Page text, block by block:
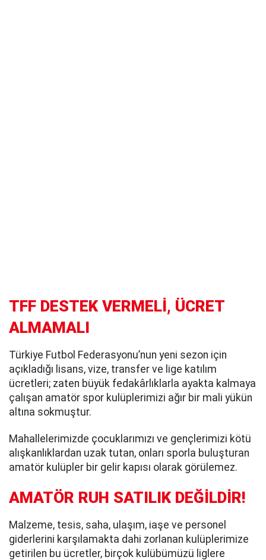
TFF DESTEK VERMELİ, ÜCRET
ALMAMALI
Türkiye Futbol Federasyonu’nun yeni sezon için
açıkladığı lisans, vize, transfer ve lige katılım
ücretleri; zaten büyük fedakârlıklarla ayakta kalmaya
çalışan amatör spor kulüplerimizi ağır bir mali yükün
altına sokmuştur.
Mahallelerimizde çocuklarımızı ve gençlerimizi kötü
alışkanlıklardan uzak tutan, onları sporla buluşturan
amatör kulüpler bir gelir kapısı olarak görülemez.
AMATÖR RUH SATILIK DEĞİLDİR!
Malzeme, tesis, saha, ulaşım, iaşe ve personel
giderlerini karşılamakta dahi zorlanan kulüplerimize
getirilen bu ücretler, birçok kulübümüzü liglere